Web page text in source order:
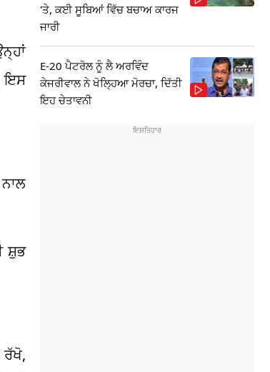
ਇਸ
ਸ਼ੁਭ
ਰੱਖੋ,
'ਤੇ, ਕਈ ਸੂਬਿਆਂ ਵਿੱਚ ਬਚਾਅ ਕਾਰਜ
ਜਾਰੀ
E-20 ਪੈਟਰੋਲ ਨੂੰ ਲੈ ਅਰਵਿੰਦ
ਕੇਜਰੀਵਾਲ ਨੇ ਖੋਲ੍ਹਿਆ ਮੋਰਚਾ, ਦਿੱਤੀ
ਇਹ ਚੇਤਾਵਨੀ